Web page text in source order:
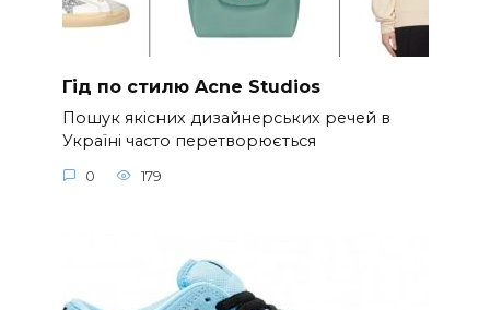
Гід по стилю Acne Studios
Пошук якісних дизайнерських речей в
Україні часто перетворюється
0 179